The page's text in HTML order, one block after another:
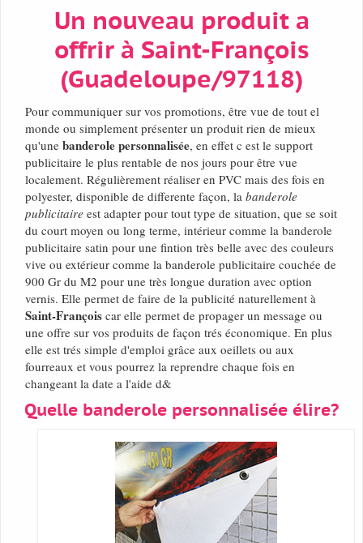
Un nouveau produit a
offrir à Saint-François
(Guadeloupe/97118)
Pour communiquer sur vos promotions, être vue de tout el
monde ou simplement présenter un produit rien de mieux
qu'une banderole personnalisée, en effet c est le support
publicitaire le plus rentable de nos jours pour être vue
localement. Régulièrement réaliser en PVC mais des fois en
polyester, disponible de differente façon, la banderole
publicitaire est adapter pour tout type de situation, que se soit
du court moyen ou long terme, intérieur comme la banderole
publicitaire satin pour une fintion très belle avec des couleurs
vive ou extérieur comme la banderole publicitaire couchée de
900 Gr du M2 pour une très longue duration avec option
vernis. Elle permet de faire de la publicité naturellement à
Saint-François car elle permet de propager un message ou
une offre sur vos produits de façon trés économique. En plus
elle est trés simple d'emploi grâce aux oeillets ou aux
fourreaux et vous pourrez la reprendre chaque fois en
changeant la date a l'aide d&
Quelle banderole personnalisée élire?